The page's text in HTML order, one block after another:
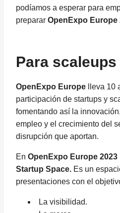
podíamos a esperar para
preparar OpenExpo Europe
Para scaleups
OpenExpo Europe lleva 10
participación de startups y
fomentando así la
empleo y el crecimiento del
disrupción que aportan.
En OpenExpo Europe 2023
Startup Space. Es un
presentaciones con el
La visibilidad.